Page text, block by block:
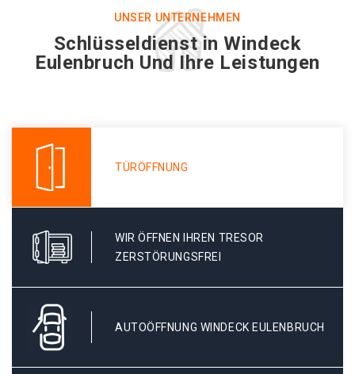
UNSER UNTERNEHMEN
Schlüsseldienst in Windeck
Eulenbruch Und Ihre Leistungen
TÜRÖFFNUNG
WIR ÖFFNEN IHREN TRESOR
ZERSTÖRUNGSFREI
AUTOÖFFNUNG WINDECK EULENBRUCH